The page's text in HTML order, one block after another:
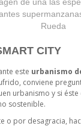
de una las
Rueda
CITY
este urbanismo
conviene
urbanismo y si
sostenible.
o por desagracia,